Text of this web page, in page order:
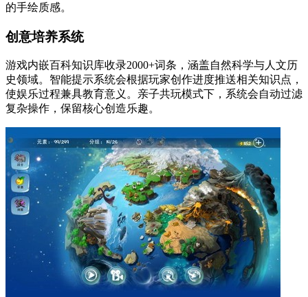
的手绘质感。
创意培养系统
游戏内嵌百科知识库收录2000+词条，涵盖自然科学与人文历
史领域。智能提示系统会根据玩家创作进度推送相关知识点，
使娱乐过程兼具教育意义。亲子共玩模式下，系统会自动过滤
复杂操作，保留核心创造乐趣。